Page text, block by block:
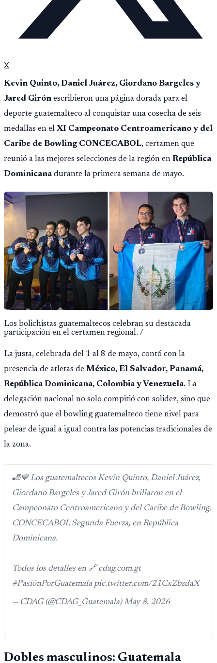
X
Kevin Quinto, Daniel Juárez, Giordano Bargeles y
Jared Girón escribieron una página dorada para el
deporte guatemalteco al conquistar una cosecha de seis
medallas en el XI Campeonato Centroamericano y del
Caribe de Bowling CONCECABOL, certamen que
reunió a las mejores selecciones de la región en República
Dominicanadurante la primera semana de mayo.
Los bolichistas guatemaltecos celebran su destacada
participación en el certamen regional. /
La justa, celebrada del 1 al 8 de mayo, contó con la
presencia de atletas de México, El Salvador, Panamá,
República Dominicana, Colombia y Venezuela. La
delegación nacional no solo compitió con solidez, sino que
demostró que el bowling guatemalteco tiene nivel para
pelear de igual a igual contra las potencias tradicionales de
la zona.
🎳💙 Los guatemaltecos Kevin Quinto, Daniel Juárez,
Giordano Bargeles y Jared Girón brillaron en el
Campeonato Centroamericano y del Caribe de Bowling,
CONCECABOL Segunda Fuerza, en República
Dominicana.
Todos los detalles en 🔗 cdag.com.gt
#PasiónPorGuatemala pic.twitter.com/21CxZbzdaX
— CDAG (@CDAG_Guatemala) May 8, 2026
Dobles masculinos: Guatemala